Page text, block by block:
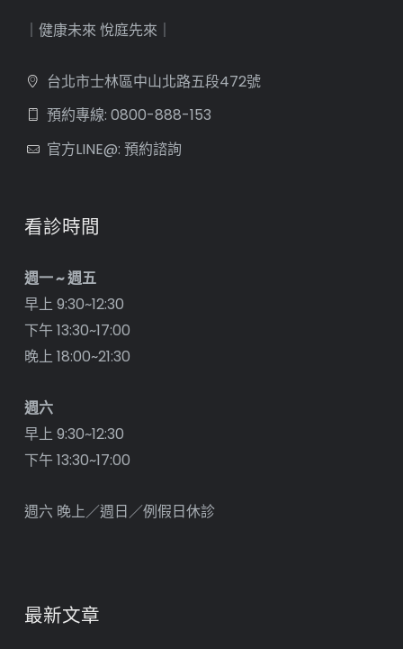
｜健康未來 悅庭先來｜
台北市士林區中山北路五段472號
預約專線: 0800-888-153
官方LINE@: 預約諮詢
看診時間
週一 ~ 週五
早上 9:30~12:30
下午 13:30~17:00
晚上 18:00~21:30
週六
早上 9:30~12:30
下午 13:30~17:00
週六 晚上／週日／例假日休診
最新文章